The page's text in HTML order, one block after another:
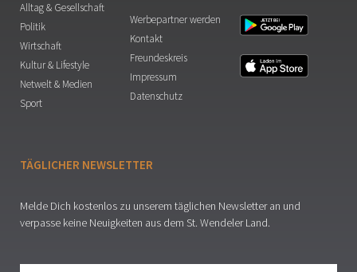
Alltag & Gesellschaft
Politik
Wirtschaft
Kultur & Lifestyle
Netwelt & Medien
Sport
Werbepartner werden
Kontakt
Freundeskreis
Impressum
Datenschutz
TÄGLICHER NEWSLETTER
Melde Dich kostenlos zu unserem täglichen Newsletter an und
verpasse keine Neuigkeiten aus dem St. Wendeler Land.